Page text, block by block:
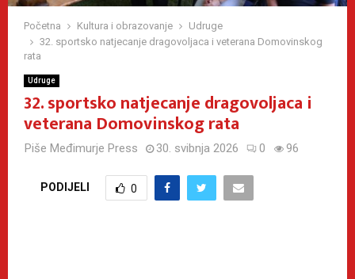
Početna Kultura i obrazovanje
Udruge
32. sportsko natjecanje dragovoljaca i veterana Domovinskog
rata
Udruge
32. sportsko natjecanje dragovoljaca i
veterana Domovinskog rata
Piše Međimurje Press 30. svibnja 2026 0 96
PODIJELI 0